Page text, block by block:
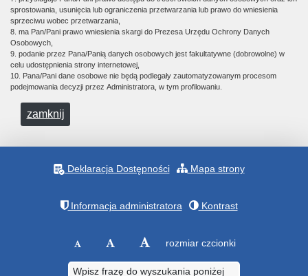
sprostowania, usunięcia lub ograniczenia przetwarzania lub prawo do wniesienia
sprzeciwu wobec przetwarzania,
8. ma Pan/Pani prawo wniesienia skargi do Prezesa Urzędu Ochrony Danych
Osobowych,
9. podanie przez Pana/Panią danych osobowych jest fakultatywne (dobrowolne) w
celu udostępnienia strony internetowej,
10. Pana/Pani dane osobowe nie będą podlegały zautomatyzowanym procesom
podejmowania decyzji przez Administratora, w tym profilowaniu.
zamknij
Deklaracja Dostępności Mapa strony
Informacja administratora Kontrast
rozmiar czcionki
Wpisz frazę do wyszukania poniżej